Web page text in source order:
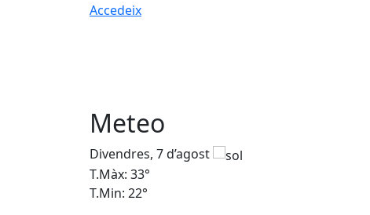
Accedeix
Meteo
Divendres, 7 d’agost
T.Màx: 33°
T.Min: 22°